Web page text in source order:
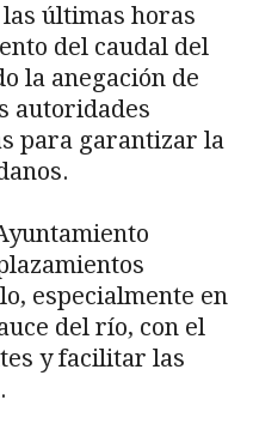
últimas horas
del caudal del
la anegación de
autoridades
para garantizar la
especialmente en
del río, con el
y facilitar las